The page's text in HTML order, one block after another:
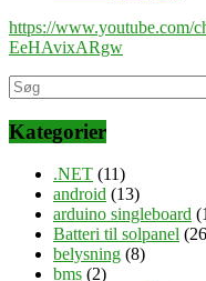
https://www.youtube.com/
EeHAvixARgw
Kategorier
.NET (11)
android (13)
arduino singleboard
Batteri til solpanel
belysning (8)
bms (2)